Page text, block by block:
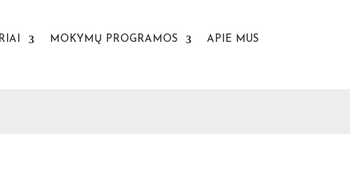
MOKYMŲ PROGRAMOS
APIE MUS